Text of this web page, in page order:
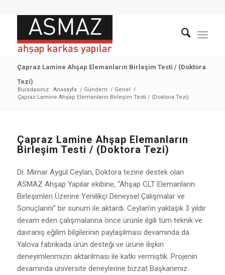
Çapraz Lamine Ahşap Elemanların Birleşim Testi / (Doktora
Tezi)
Buradasınız: Anasayfa / Gündem / Genel /
Çapraz Lamine Ahşap Elemanların Birleşim Testi / (Doktora Tezi)
Çapraz Lamine Ahşap Elemanların
Birleşim Testi / (Doktora Tezi)
Dr. Mimar Aygül Ceylan, Doktora tezine destek olan
ASMAZ Ahşap Yapılar ekibine, “Ahşap CLT Elemanların
Birleşimleri Üzerine Yenilikçi Deneysel Çalışmalar ve
Sonuçlarını” bir sunum ile aktardı. Ceylan’ın yaklaşık 3 yıldır
devam eden çalışmalarına önce ürünle ilgili tüm teknik ve
davranış eğilim bilgilerinin paylaşılması devamında da
Yalova fabrikada ürün desteği ve ürüne ilişkin
deneyimlerimizin aktarılması ile katkı vermiştik. Projenin
devamında üniversite deneylerine bizzat Başkanımız